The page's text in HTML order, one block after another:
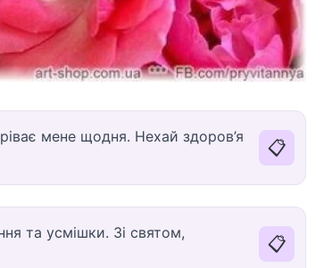
мене щодня. Нехай здоров’я
📋
та усмішки. Зі святом,
📋